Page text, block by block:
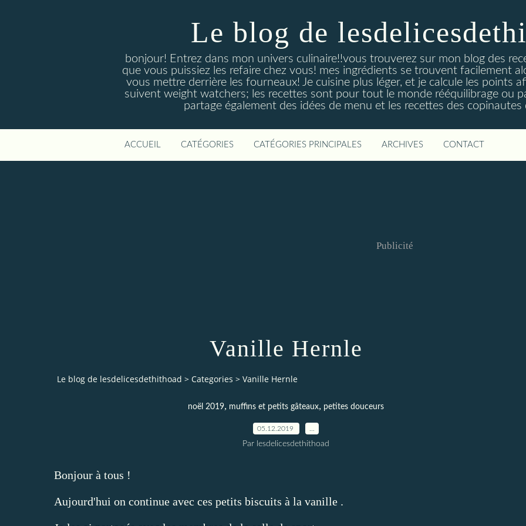
Le blog de
bonjour! Entrez dans mon univers culinaire!!vous trouverez sur mon blog des
que vous puissiez les refaire chez vous! mes ingrédients se trouvent facilement
vous mettre derrière les fourneaux! Je cuisine plus léger, et je calcule les points
suivent weight watchers; les recettes sont pour tout le monde rééquilibrage ou
partage également des idées de menu et les recettes des copinautes
ACCUEIL CATÉGORIES CATÉGORIES PRINCIPALES ARCHIVES CONTACT
Publicité
Vanille Hernle
Le blog de lesdelicesdethithoad > Categories > Vanille Hernle
noël 2019, muffins et petits gâteaux, petites douceurs
05.12.2019
Par lesdelicesdethithoad
Bonjour à tous !
Aujourd'hui on continue avec ces petits biscuits à la vanille .